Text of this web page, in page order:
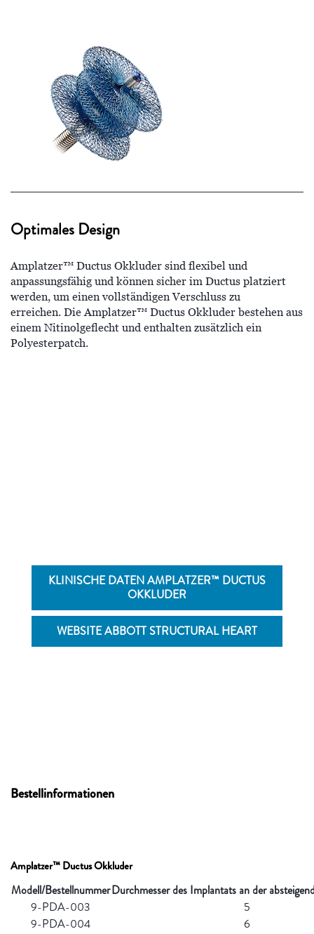
Optimales Design
Amplatzer™ Ductus Okkluder sind flexibel und
anpassungsfähig und können sicher im Ductus platziert
werden, um einen vollständigen Verschluss zu
erreichen. Die Amplatzer™ Ductus Okkluder bestehen aus
einem Nitinolgeflecht und enthalten zusätzlich ein
Polyesterpatch.
KLINISCHE DATEN AMPLATZER™ DUCTUS
OKKLUDER
WEBSITE ABBOTT STRUCTURAL HEART
Bestellinformationen
Amplatzer™ Ductus Okkluder
Modell/BestellnummerDurchmesser des Implantats an der
9-PDA-003
5
9-PDA-004
6